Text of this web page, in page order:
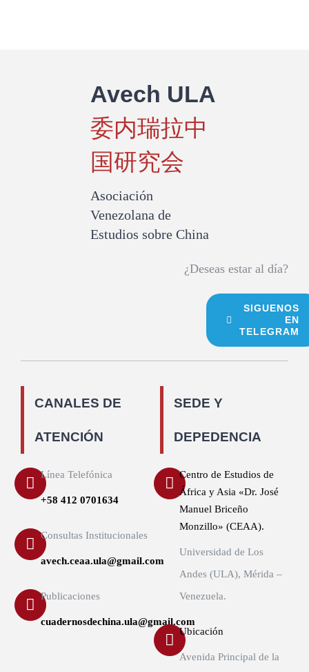
Avech ULA
委内瑞拉中
国研究会
Asociación
Venezolana de
Estudios sobre China
¿Deseas estar al día?
SIGUENOS
EN
TELEGRAM
CANALES DE
ATENCIÓN
SEDE Y
DEPEDENCIA
Línea Telefónica
+58 412 0701634
Consultas Institucionales
avech.ceaa.ula@gmail.com
Publicaciones
cuadernosdechina.ula@gmail.com
Centro de Estudios de
África y Asia «Dr. José
Manuel Briceño
Monzillo» (CEAA).
Universidad de Los
Andes (ULA), Mérida –
Venezuela.
Ubicación
Avenida Principal de la